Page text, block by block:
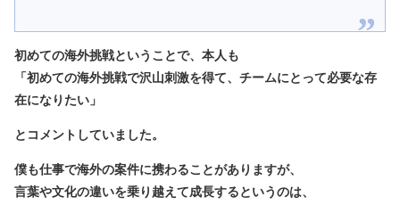
初めての海外挑戦ということで、本人も
「初めての海外挑戦で沢山刺激を得て、チームにとって必要な存
在になりたい」
とコメントしていました。
僕も仕事で海外の案件に携わることがありますが、
言葉や文化の違いを乗り越えて成長するというのは、